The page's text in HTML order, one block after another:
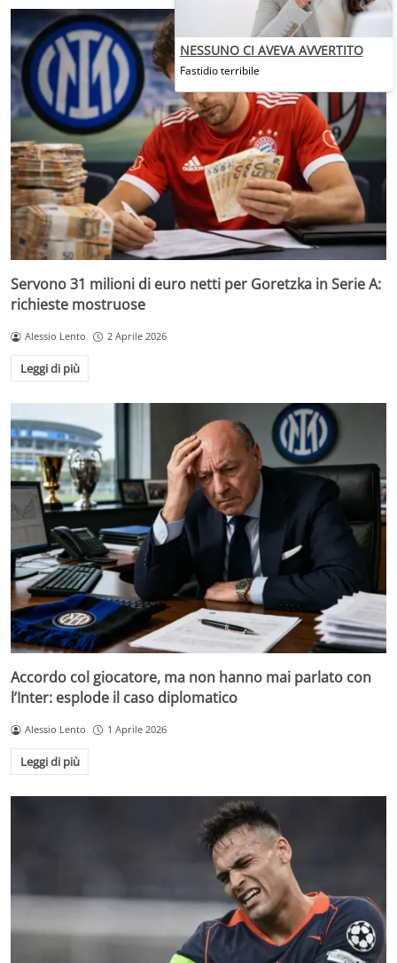
Servono 31 milioni di euro netti per Goretzka in Serie A:
richieste mostruose
Alessio Lento 2 Aprile 2026
Leggi di più
Accordo col giocatore, ma non hanno mai parlato con
l’Inter: esplode il caso diplomatico
Alessio Lento 1 Aprile 2026
Leggi di più
NESSUNO CI AVEVA AVVERTITO
Fastidio terribile